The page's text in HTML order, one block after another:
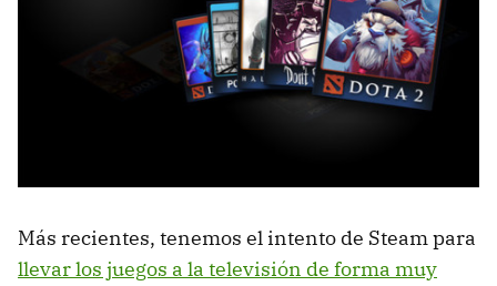
Más recientes, tenemos el intento de Steam para
llevar los juegos a la televisión de forma muy